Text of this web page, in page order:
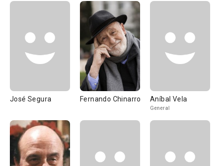
José Segura Fernando Chinarro Aníbal Vela
General